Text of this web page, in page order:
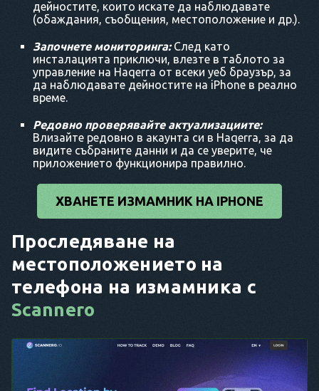
дейностите, които искате да наблюдавате
(обаждания, съобщения, местоположение и др.).
Започнете мониторинга:След като
инсталацията приключи, влезте в таблото за
управление на Haqerra от всеки уеб браузър, за
да наблюдавате дейностите на iPhone в реално
време.
Редовно проверявайте актуализациите:
Влизайте редовно в акаунта си в Haqerra, за да
видите събраните данни и да се уверите, че
приложението функционира правилно.
ХВАНЕТЕ ИЗМАМНИК НА IPHONE
Проследяване на
местоположението на
телефона на измамника с
Scannero